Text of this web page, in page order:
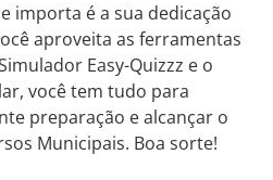
importa é a sua dedicação
aproveita as ferramentas
Easy-Quizzz e o
você tem tudo para
preparação e alcançar o
Municipais. Boa sorte!